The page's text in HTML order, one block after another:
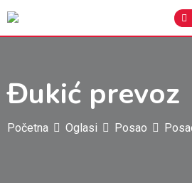
Pređi
Đukić prevoz
Početna Oglasi Posao